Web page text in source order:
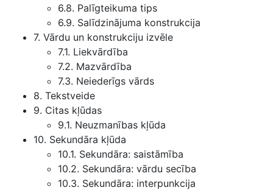
6.8. Palīgteikuma tips
6.9. Salīdzinājuma konstrukcija
7. Vārdu un konstrukciju izvēle
7.1. Liekvārdība
7.2. Mazvārdība
7.3. Neiederīgs vārds
8. Tekstveide
9. Citas kļūdas
9.1. Neuzmanības kļūda
10. Sekundāra kļūda
10.1. Sekundāra: saistāmība
10.2. Sekundāra: vārdu secība
10.3. Sekundāra: interpunkcija